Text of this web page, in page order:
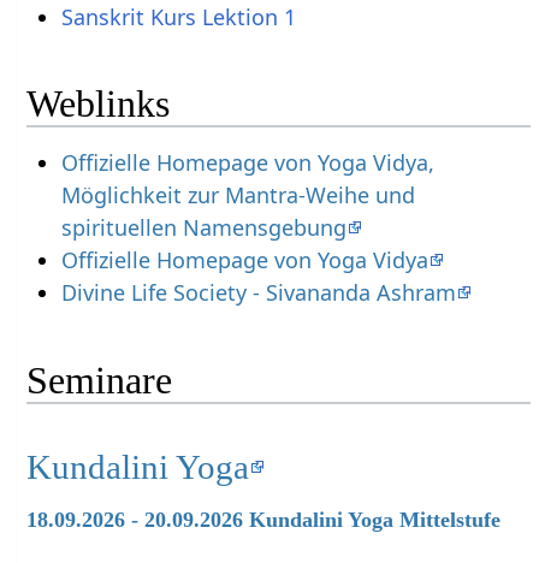
Sanskrit Kurs Lektion 1
Weblinks
Offizielle Homepage von Yoga Vidya,
Möglichkeit zur Mantra-Weihe und
spirituellen Namensgebung
Offizielle Homepage von Yoga Vidya
Divine Life Society - Sivananda Ashram
Seminare
Kundalini Yoga
18.09.2026 - 20.09.2026 Kundalini Yoga Mittelstufe